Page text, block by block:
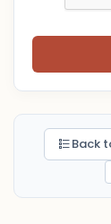
Back